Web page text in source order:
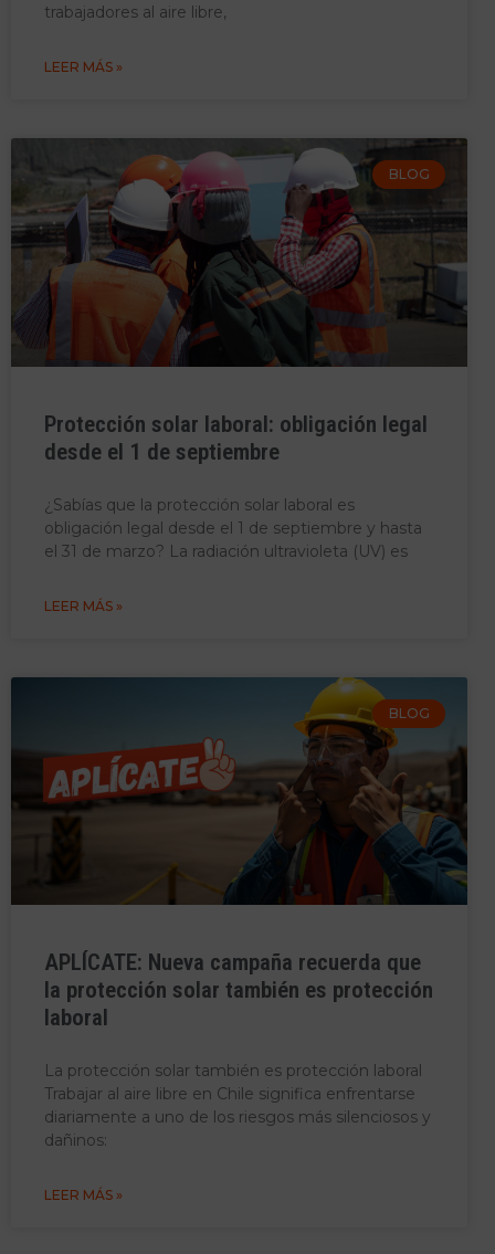
trabajadores al aire libre,
LEER MÁS »
BLOG
Protección solar laboral: obligación legal
desde el 1 de septiembre
¿Sabías que la protección solar laboral es
obligación legal desde el 1 de septiembre y hasta
el 31 de marzo? La radiación ultravioleta (UV) es
LEER MÁS »
BLOG
APLÍCATE: Nueva campaña recuerda que
la protección solar también es protección
laboral
La protección solar también es protección laboral
Trabajar al aire libre en Chile significa enfrentarse
diariamente a uno de los riesgos más silenciosos y
dañinos:
LEER MÁS »